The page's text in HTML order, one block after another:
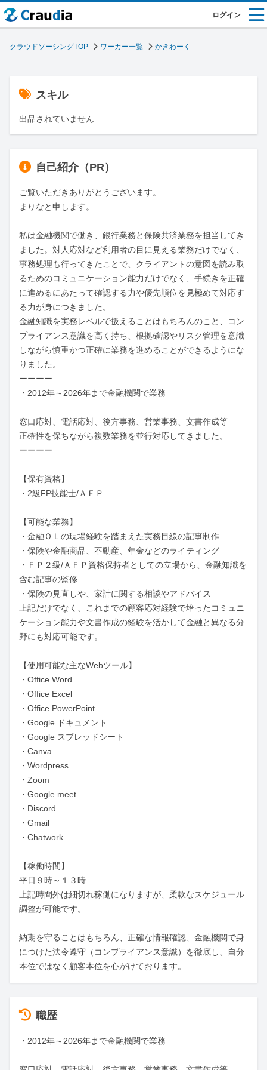
ログイン
クラウドソーシングTOP ワーカー一覧 かきわーく
スキル
出品されていません
自己紹介（PR）
ご覧いただきありがとうございます。
まりなと申します。
私は金融機関で働き、銀行業務と保険共済業務を担当してき
ました。対人応対など利用者の目に見える業務だけでなく、
事務処理も行ってきたことで、クライアントの意図を読み取
るためのコミュニケーション能力だけでなく、手続きを正確
に進めるにあたって確認する力や優先順位を見極めて対応す
る力が身につきました。
金融知識を実務レベルで扱えることはもちろんのこと、コン
プライアンス意識を高く持ち、根拠確認やリスク管理を意識
しながら慎重かつ正確に業務を進めることができるようにな
りました。
ーーーー
・2012年～2026年まで金融機関で業務
窓口応対、電話応対、後方事務、営業事務、文書作成等
正確性を保ちながら複数業務を並行対応してきました。
ーーーー
【保有資格】
・2級FP技能士/ＡＦＰ
【可能な業務】
・金融ＯＬの現場経験を踏まえた実務目線の記事制作
・保険や金融商品、不動産、年金などのライティング
・ＦＰ２級/ＡＦＰ資格保持者としての立場から、金融知識を
含む記事の監修
・保険の見直しや、家計に関する相談やアドバイス
上記だけでなく、これまでの顧客応対経験で培ったコミュニ
ケーション能力や文書作成の経験を活かして金融と異なる分
野にも対応可能です。
【使用可能な主なWebツール】
・Office Word
・Office Excel
・Office PowerPoint
・Google ドキュメント
・Google スプレッドシート
・Canva
・Wordpress
・Zoom
・Google meet
・Discord
・Gmail
・Chatwork
【稼働時間】
平日９時～１３時
上記時間外は細切れ稼働になりますが、柔軟なスケジュール
調整が可能です。
納期を守ることはもちろん、正確な情報確認、金融機関で身
につけた法令遵守（コンプライアンス意識）を徹底し、自分
本位ではなく顧客本位を心がけております。
職歴
・2012年～2026年まで金融機関で業務